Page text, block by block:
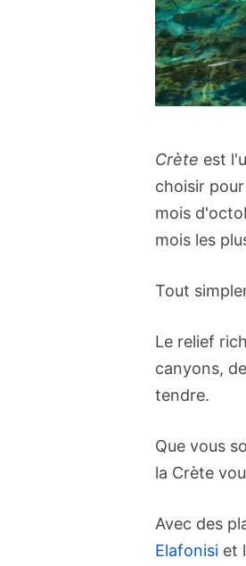
Crète est
choisir
mois
mois les
Tout
Le relief
canyons,
tendre.
Que vous
la Crète
Avec des
Elafonisi et